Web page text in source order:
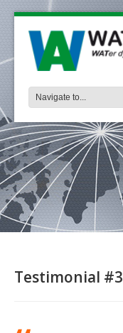
Testimonial #3